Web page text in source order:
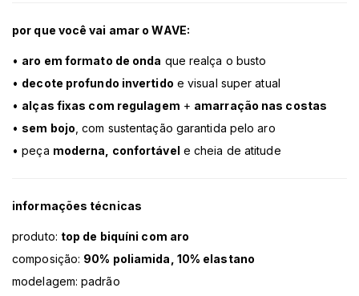
por que você vai amar o WAVE:
• aro em formato de onda que realça o busto
• decote profundo invertido e visual super atual
• alças fixas com regulagem + amarração nas costas
• sem bojo , com sustentação garantida pelo aro
• peça moderna, confortável e cheia de atitude
informações técnicas
produto: top de biquíni com aro
composição: 90% poliamida, 10% elastano
modelagem: padrão